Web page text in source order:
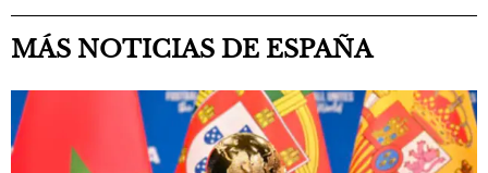
MÁS NOTICIAS DE ESPAÑA